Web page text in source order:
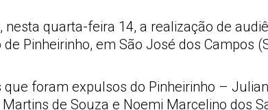
quarta-feira 14, a realização de
Pinheirinho, em São José dos Campos
foram expulsos do Pinheirinho –
de Souza e Noemi Marcelino dos